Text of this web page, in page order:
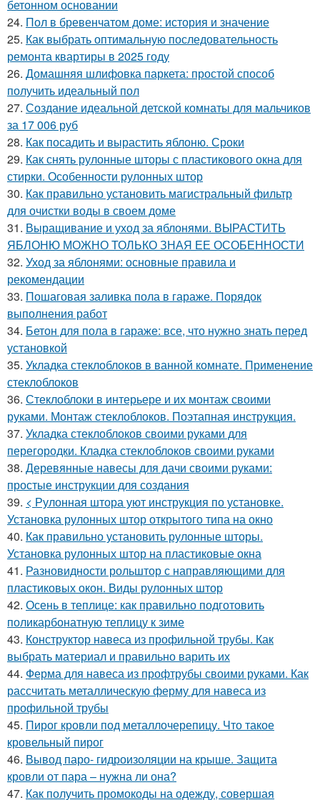
бетонном основании
24. Пол в бревенчатом доме: история и значение
25. Как выбрать оптимальную последовательность
ремонта квартиры в 2025 году
26. Домашняя шлифовка паркета: простой способ
получить идеальный пол
27. Создание идеальной детской комнаты для мальчиков
за 17 006 руб
28. Как посадить и вырастить яблоню. Сроки
29. Как снять рулонные шторы с пластикового окна для
стирки. Особенности рулонных штор
30. Как правильно установить магистральный фильтр
для очистки воды в своем доме
31. Выращивание и уход за яблонями. ВЫРАСТИТЬ
ЯБЛОНЮ МОЖНО ТОЛЬКО ЗНАЯ ЕЕ ОСОБЕННОСТИ
32. Уход за яблонями: основные правила и
рекомендации
33. Пошаговая заливка пола в гараже. Порядок
выполнения работ
34. Бетон для пола в гараже: все, что нужно знать перед
установкой
35. Укладка стеклоблоков в ванной комнате. Применение
стеклоблоков
36. Стеклоблоки в интерьере и их монтаж своими
руками. Монтаж стеклоблоков. Поэтапная инструкция.
37. Укладка стеклоблоков своими руками для
перегородки. Кладка стеклоблоков своими руками
38. Деревянные навесы для дачи своими руками:
простые инструкции для создания
39. < Рулонная штора уют инструкция по установке.
Установка рулонных штор открытого типа на окно
40. Как правильно установить рулонные шторы.
Установка рулонных штор на пластиковые окна
41. Разновидности рольштор с направляющими для
пластиковых окон. Виды рулонных штор
42. Осень в теплице: как правильно подготовить
поликарбонатную теплицу к зиме
43. Конструктор навеса из профильной трубы. Как
выбрать материал и правильно варить их
44. Ферма для навеса из профтрубы своими руками. Как
рассчитать металлическую ферму для навеса из
профильной трубы
45. Пирог кровли под металлочерепицу. Что такое
кровельный пирог
46. Вывод паро- гидроизоляции на крыше. Защита
кровли от пара – нужна ли она?
47. Как получить промокоды на одежду, совершая